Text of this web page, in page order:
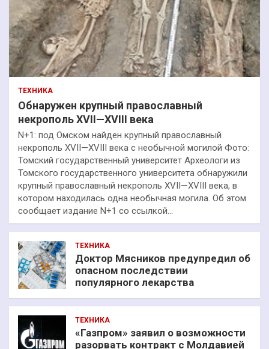
ТЕХНИКА
Обнаружен крупный православный
некрополь XVII—XVIII века
N+1: под Омском найден крупный православный
некрополь XVII—XVIII века с необычной могилой Фото:
Томский государственный университет Археологи из
Томского государственного университета обнаружили
крупный православный некрополь XVII—XVIII века, в
котором находилась одна необычная могила. Об этом
сообщает издание N+1 со ссылкой…
ТЕХНИКА
Доктор Мясников предупредил об
опасном последствии
популярного лекарства
ТЕХНИКА
«Газпром» заявил о возможности
разорвать контракт с Молдавией